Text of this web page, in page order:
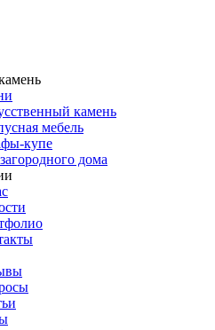
камень
мебель
купе
дома